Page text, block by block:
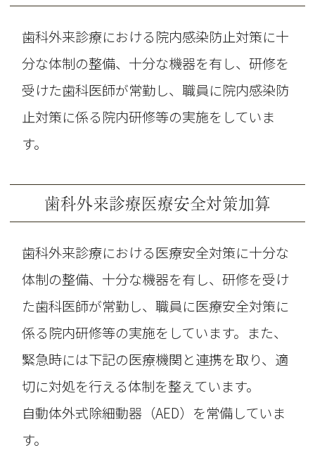
歯科外来診療における院内感染防止対策に十
分な体制の整備、十分な機器を有し、研修を
受けた歯科医師が常勤し、職員に院内感染防
止対策に係る院内研修等の実施をしていま
す。
歯科外来診療医療安全対策加算
歯科外来診療における医療安全対策に十分な
体制の整備、十分な機器を有し、研修を受け
た歯科医師が常勤し、職員に医療安全対策に
係る院内研修等の実施をしています。また、
緊急時には下記の医療機関と連携を取り、適
切に対処を行える体制を整えています。
自動体外式除細動器（AED）を常備していま
す。